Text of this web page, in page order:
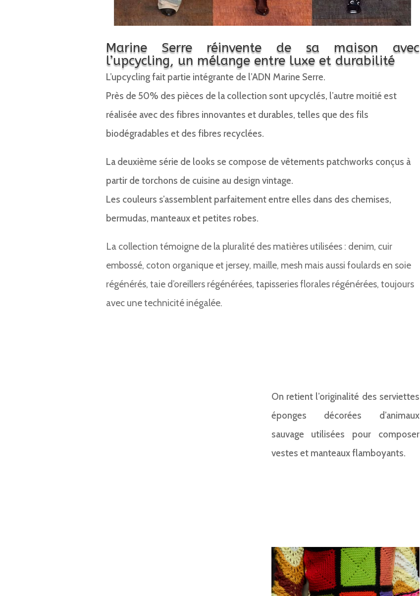
Marine Serre réinvente de sa maison avec
l’upcycling, un mélange entre luxe et durabilité
L’upcycling fait partie intégrante de l’ADN Marine Serre.
Près de 50% des pièces de la collection sont upcyclés, l’autre moitié est
réalisée avec des fibres innovantes et durables, telles que des fils
biodégradables et des fibres recyclées.
La deuxième série de looks se compose de vêtements patchworks conçus à
partir de torchons de cuisine au design vintage.
Les couleurs s’assemblent parfaitement entre elles dans des chemises,
bermudas, manteaux et petites robes.
La collection témoigne de la pluralité des matières utilisées : denim, cuir
embossé, coton organique et jersey, maille, mesh mais aussi foulards en soie
régénérés, taie d’oreillers régénérées, tapisseries florales régénérées, toujours
avec une technicité inégalée.
On retient l’originalité des serviettes
éponges décorées d’animaux
sauvage utilisées pour composer
vestes et manteaux flamboyants.